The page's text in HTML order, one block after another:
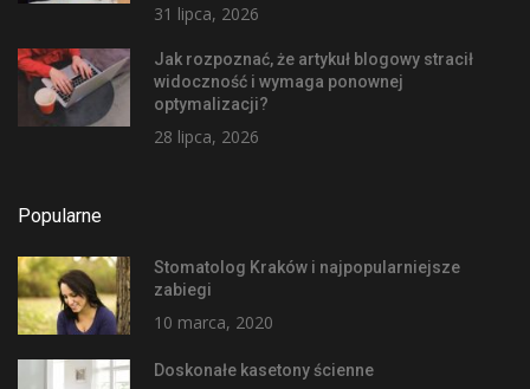
31 lipca, 2026
Jak rozpoznać, że artykuł blogowy stracił
widoczność i wymaga ponownej
optymalizacji?
28 lipca, 2026
Popularne
Stomatolog Kraków i najpopularniejsze
zabiegi
10 marca, 2020
Doskonałe kasetony ścienne